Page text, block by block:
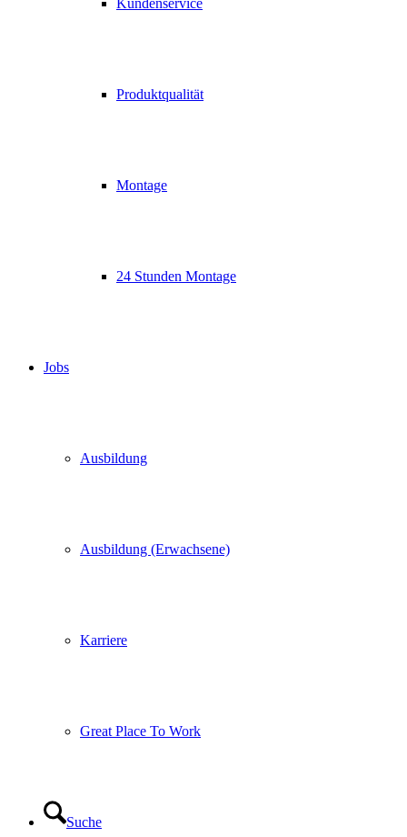
Produktqualität
Montage
24 Stunden Montage
Jobs
Ausbildung
Ausbildung (Erwachsene)
Karriere
Great Place To Work
Suche